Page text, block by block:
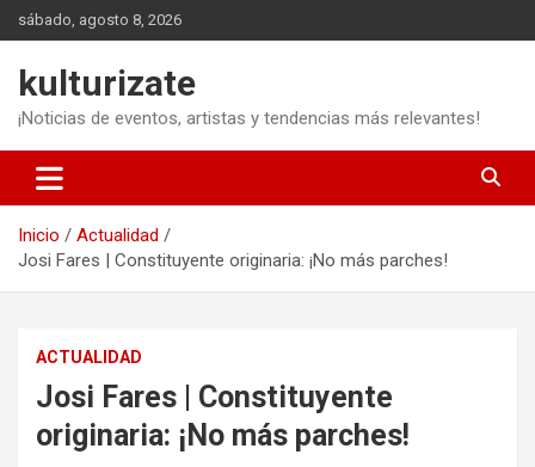
Saltar
al
sábado, agosto 8, 2026
kulturizate
¡Noticias de eventos, artistas y tendencias más relevantes!
Inicio
Actualidad
Josi Fares | Constituyente originaria: ¡No más parches!
ACTUALIDAD
Josi Fares | Constituyente
originaria: ¡No más parches!